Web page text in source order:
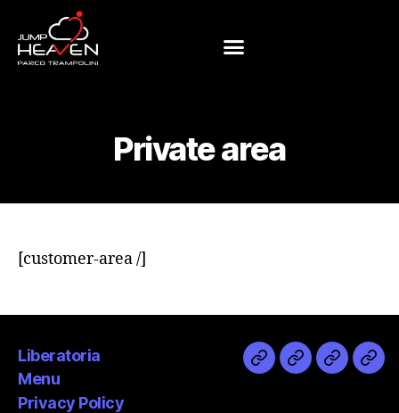
Private area
[customer-area /]
Liberatoria
Menu
Privacy Policy